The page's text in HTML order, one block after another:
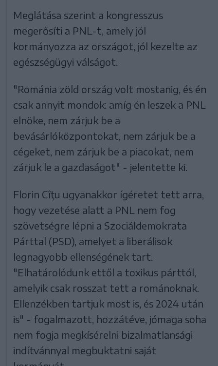
Meglátása szerint a kongresszus
megerősíti a PNL-t, amely jól
kormányozza az országot, jól kezelte az
egészségügyi válságot.
"Románia zöld ország volt mostanig, és én
csak annyit mondok: amíg én leszek a PNL
elnöke, nem zárjuk be a
bevásárlóközpontokat, nem zárjuk be a
cégeket, nem zárjuk be a piacokat, nem
zárjuk le a gazdaságot" - jelentette ki.
Florin Cîţu ugyanakkor ígéretet tett arra,
hogy vezetése alatt a PNL nem fog
szövetségre lépni a Szociáldemokrata
Párttal (PSD), amelyet a liberálisok
legnagyobb ellenségének tart.
"Elhatárolódunk ettől a toxikus párttól,
amelyik csak rosszat tett a románoknak.
Ellenzékben tartjuk most is, és 2024 után
is" - fogalmazott, hozzátéve, jómaga soha
nem fogja megkísérelni bizalmatlansági
indítvánnyal megbuktatni saját